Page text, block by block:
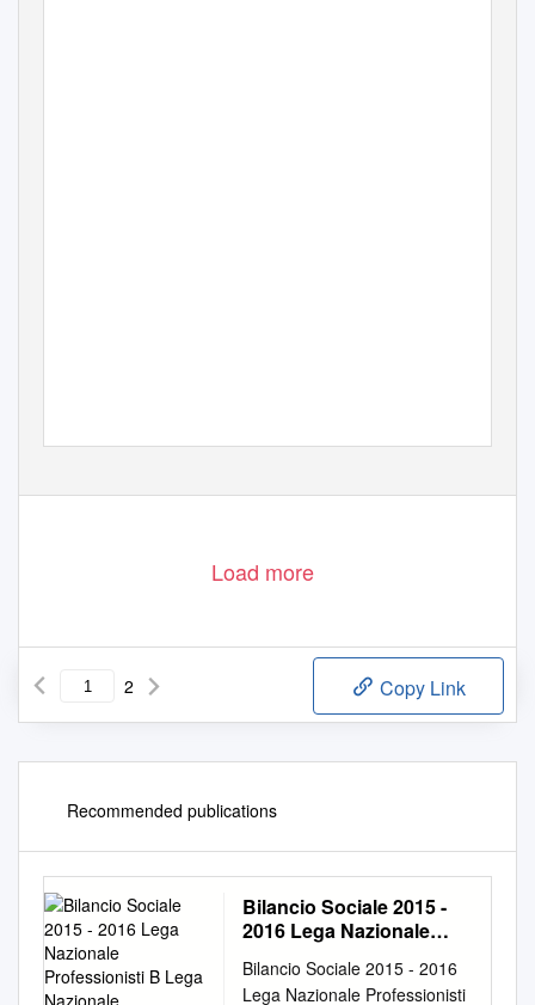
Load more
2 Copy Link
Recommended publications
Bilancio Sociale 2015 -
2016 Lega Nazionale
Nazionale Professionisti
Bilancio Sociale 2015 - 2016
Lega Nazionale Professionisti